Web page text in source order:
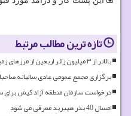
تازه ترین مطالب مرتبط
بالاتر از ۳ میلیون زائر اربعین از مرزهای زمینی کشور خارج شدند
برگزاری مجمع عمومی عادی سالیانه
درخواست سازمان منطقه آزاد کیش
امسال 40 بذر هیبرید معرفی می شود